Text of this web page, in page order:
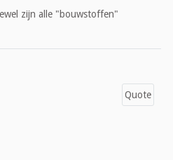
zijn alle "bouwstoffen"
Quote